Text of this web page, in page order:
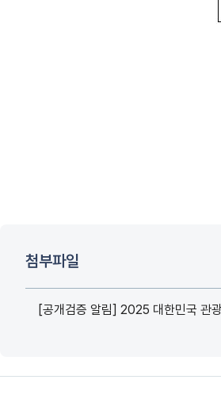
첨부파일
[공개검증 알림] 2025 대한민국 관